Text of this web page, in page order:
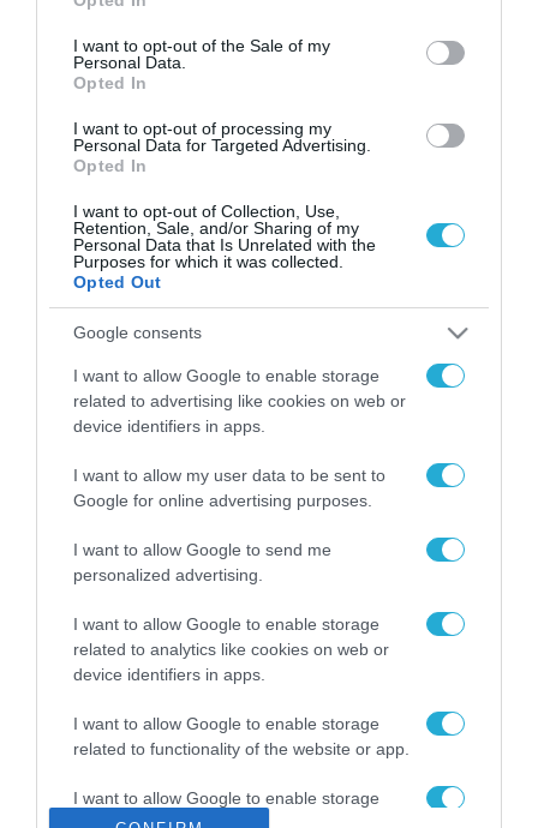
use your data for below specified purposes in below Google
consent section.
I want to opt-out of the Sale of my
Personal Data.
Opted In
I want to opt-out of processing my
Personal Data for Targeted Advertising.
Opted In
I want to opt-out of Collection, Use,
Retention, Sale, and/or Sharing of my
Personal Data that Is Unrelated with the
Purposes for which it was collected.
Opted Out
Google consents
I want to allow Google to enable storage
related to advertising like cookies on web or
device identifiers in apps.
I want to allow my user data to be sent to
Google for online advertising purposes.
I want to allow Google to send me
personalized advertising.
I want to allow Google to enable storage
related to analytics like cookies on web or
device identifiers in apps.
I want to allow Google to enable storage
related to functionality of the website or app.
I want to allow Google to enable storage
related to personalization.
ΡΟΗ ΕΙΔΗΣΕΩΝ
Το χρηματοδοτούμενο
από την ΕΕ έργο “The
Gaming Police”
ενισχύει την ασφάλεια
των παιδιών στο
διαδίκτυο
31.07.2026
ΑΑΔΕ: Διευκρινίσεις
για τα πρόστιμα σε
αφορούν τους ΦΗΜ
Σ. Καλαφάτης: «Η
Τεχνητή Νοημοσύνη
δεν είναι απλώς μια
μια νέα βιομηχανική
επανάσταση»
Νέος οδηγός του ΕΚΤ
των ελληνικών